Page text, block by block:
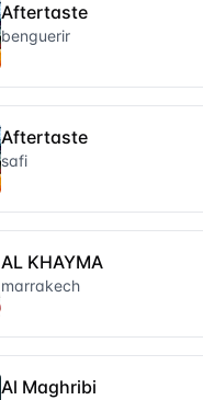
Aftertaste
benguerir
Aftertaste
safi
AL KHAYMA
marrakech
Al Maghribi